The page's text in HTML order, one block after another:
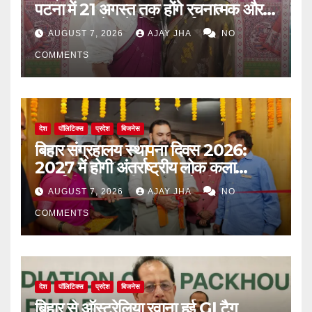
पटना में 21 अगस्त तक होंगे रचनात्मक और
जागरूकता से जुड़े विविध कार्यक्रम
AUGUST 7, 2026 AJAY JHA NO
COMMENTS
देश पॉलिटिक्स प्रदेश बिजनेस
बिहार संग्रहालय स्थापना दिवस 2026:
2027 में होगी अंतर्राष्ट्रीय लोक कला
प्रदर्शनी, मुख्यमंत्री सम्राट चौधरी का बड़ा
ऐलान
AUGUST 7, 2026 AJAY JHA NO
COMMENTS
देश पॉलिटिक्स प्रदेश बिजनेस